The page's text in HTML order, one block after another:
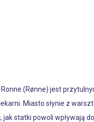
(Rønne) jest
Miasto słynie z
statki powoli wpływają